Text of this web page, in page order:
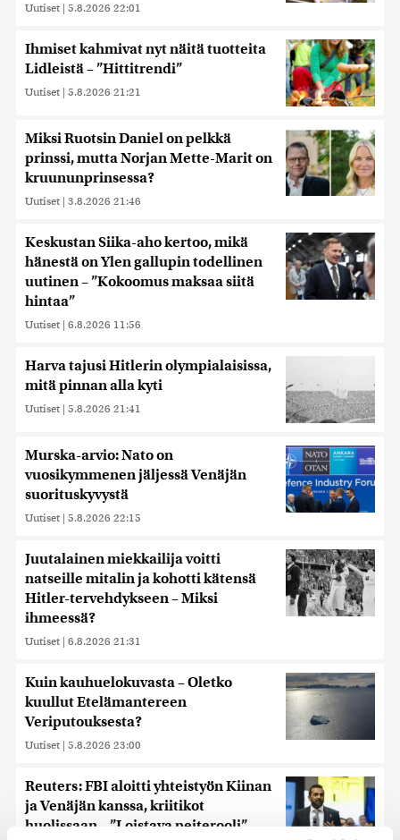
Uutiset | 5.8.2026 22:01
Ihmiset kahmivat nyt näitä tuotteita
Lidleistä – ”Hittitrendi”
Uutiset | 5.8.2026 21:21
Miksi Ruotsin Daniel on pelkkä
prinssi, mutta Norjan Mette-Marit on
kruununprinsessa?
Uutiset | 3.8.2026 21:46
Keskustan Siika-aho kertoo, mikä
hänestä on Ylen gallupin todellinen
uutinen – ”Kokoomus maksaa siitä
hintaa”
Uutiset | 6.8.2026 11:56
Harva tajusi Hitlerin olympialaisissa,
mitä pinnan alla kyti
Uutiset | 5.8.2026 21:41
Murska-arvio: Nato on
vuosikymmenen jäljessä Venäjän
suorituskyvystä
Uutiset | 5.8.2026 22:15
Juutalainen miekkailija voitti
natseille mitalin ja kohotti kätensä
Hitler-tervehdykseen – Miksi
ihmeessä?
Uutiset | 6.8.2026 21:31
Kuin kauhuelokuvasta – Oletko
kuullut Etelämantereen
Veriputouksesta?
Uutiset | 5.8.2026 23:00
Reuters: FBI aloitti yhteistyön Kiinan
ja Venäjän kanssa, kriitikot
huolissaan – ”Loistava peiterooli”